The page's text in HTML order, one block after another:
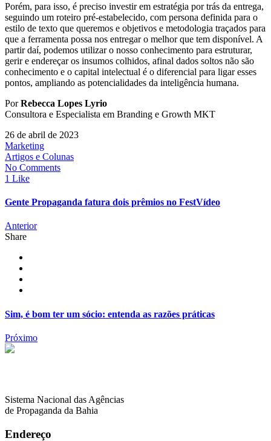
Porém, para isso, é preciso investir em estratégia por trás da entrega,
seguindo um roteiro pré-estabelecido, com persona definida para o
estilo de texto que queremos e objetivos e metodologia traçados para
que a ferramenta possa nos entregar o melhor que tem disponível. A
partir daí, podemos utilizar o nosso conhecimento para estruturar,
gerir e endereçar os insumos colhidos, afinal dados soltos não são
conhecimento e o capital intelectual é o diferencial para ligar esses
pontos, ampliando as potencialidades da inteligência humana.
PorRebecca Lopes Lyrio
Consultora e Especialista em Branding e Growth MKT
26 de abril de 2023
Marketing
Artigos e Colunas
No Comments
1 Like
Gente Propaganda fatura dois prêmios no FestVídeo
Anterior
Share
Sim, é bom ter um sócio: entenda as razões práticas
Próximo
Sistema Nacional das Agências
de Propaganda da Bahia
Endereço